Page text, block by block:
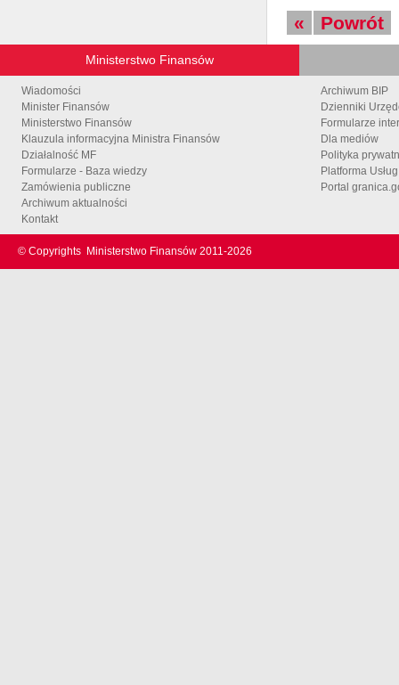
« Powrót
Ministerstwo Finansów
Wiadomości
Minister Finansów
Ministerstwo Finansów
Klauzula informacyjna Ministra Finansów
Działalność MF
Formularze - Baza wiedzy
Zamówienia publiczne
Archiwum aktualności
Kontakt
Archiwum BIP
Dzienniki
Formularze
Dla mediów
Polityka
Platforma
Portal
© Copyrights Ministerstwo Finansów 2011-2026